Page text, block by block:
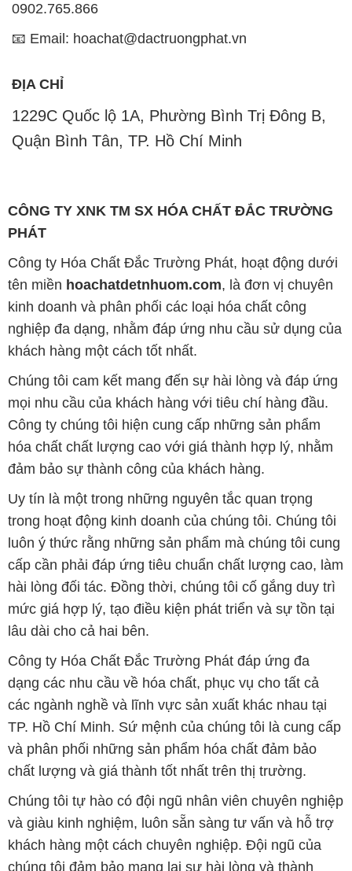
0902.765.866
📧 Email: hoachat@dactruongphat.vn
ĐỊA CHỈ
1229C Quốc lộ 1A, Phường Bình Trị Đông B,
Quận Bình Tân, TP. Hồ Chí Minh
CÔNG TY XNK TM SX HÓA CHẤT ĐẮC TRƯỜNG
PHÁT
Công ty Hóa Chất Đắc Trường Phát, hoạt động dưới
tên miền hoachatdetnhuom.com, là đơn vị chuyên
kinh doanh và phân phối các loại hóa chất công
nghiệp đa dạng, nhằm đáp ứng nhu cầu sử dụng của
khách hàng một cách tốt nhất.
Chúng tôi cam kết mang đến sự hài lòng và đáp ứng
mọi nhu cầu của khách hàng với tiêu chí hàng đầu.
Công ty chúng tôi hiện cung cấp những sản phẩm
hóa chất chất lượng cao với giá thành hợp lý, nhằm
đảm bảo sự thành công của khách hàng.
Uy tín là một trong những nguyên tắc quan trọng
trong hoạt động kinh doanh của chúng tôi. Chúng tôi
luôn ý thức rằng những sản phẩm mà chúng tôi cung
cấp cần phải đáp ứng tiêu chuẩn chất lượng cao, làm
hài lòng đối tác. Đồng thời, chúng tôi cố gắng duy trì
mức giá hợp lý, tạo điều kiện phát triển và sự tồn tại
lâu dài cho cả hai bên.
Công ty Hóa Chất Đắc Trường Phát đáp ứng đa
dạng các nhu cầu về hóa chất, phục vụ cho tất cả
các ngành nghề và lĩnh vực sản xuất khác nhau tại
TP. Hồ Chí Minh. Sứ mệnh của chúng tôi là cung cấp
và phân phối những sản phẩm hóa chất đảm bảo
chất lượng và giá thành tốt nhất trên thị trường.
Chúng tôi tự hào có đội ngũ nhân viên chuyên nghiệp
và giàu kinh nghiệm, luôn sẵn sàng tư vấn và hỗ trợ
khách hàng một cách chuyên nghiệp. Đội ngũ của
chúng tôi đảm bảo mang lại sự hài lòng và thành